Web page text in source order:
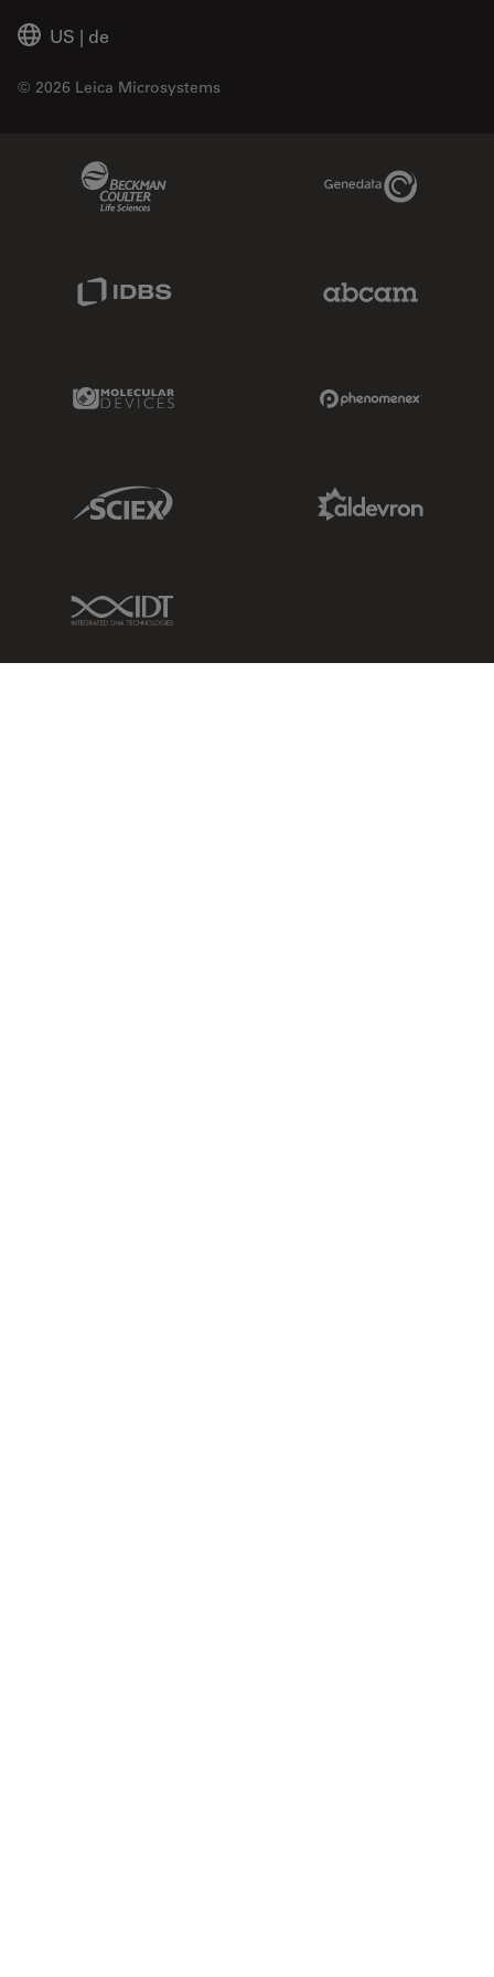
US | de
© 2026 Leica Microsystems
Genedata Link
IDBS Link
Molecular Devices Link
Sciex Link
IDT Link